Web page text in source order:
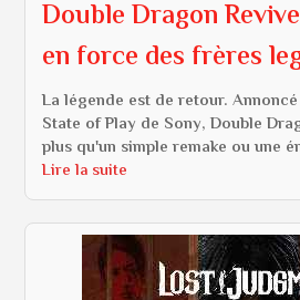
Double Dragon
en force des frères
La légende est de retour.
State of Play de Sony, Double
plus qu'un simple remake ou une
Lire la suite